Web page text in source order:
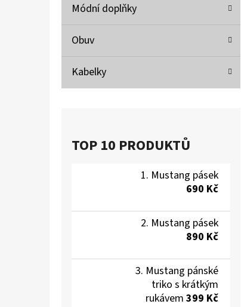
Módní doplňky
Obuv
Kabelky
TOP 10 PRODUKTŮ
Mustang pásek
690 Kč
Mustang pásek
890 Kč
Mustang pánské
triko s krátkým
rukávem 399 Kč